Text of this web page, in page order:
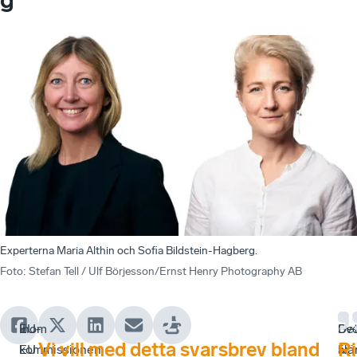
Experterna Maria Althin och Sofia Bildstein-Hagberg.
Foto: Stefan Tell / Ulf Börjesson/Ernst Henry Photography AB
Inom
EU
EU-
kommissionen
Vi vill med detta svarsbrev bland
är